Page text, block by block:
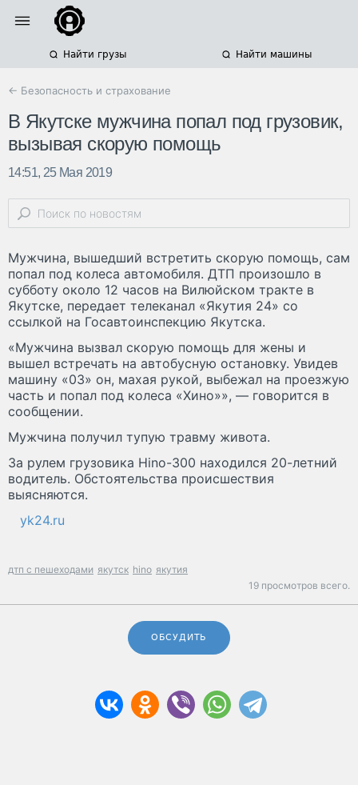
Найти грузы Найти машины
← Безопасность и страхование
В Якутске мужчина попал под грузовик,
вызывая скорую помощь
14:51, 25 Мая 2019
Мужчина, вышедший встретить скорую помощь, сам
попал под колеса автомобиля. ДТП произошло в
субботу около 12 часов на Вилюйском тракте в
Якутске, передает телеканал «Якутия 24» со
ссылкой на Госавтоинспекцию Якутска.
«Мужчина вызвал скорую помощь для жены и
вышел встречать на автобусную остановку. Увидев
машину «03» он, махая рукой, выбежал на проезжую
часть и попал под колеса «Хино»», — говорится в
сообщении.
Мужчина получил тупую травму живота.
За рулем грузовика Hino-300 находился 20-летний
водитель. Обстоятельства происшествия
выясняются.
yk24.ru
дтп с пешеходами якутск hino якутия
19 просмотров всего.
ОБСУДИТЬ